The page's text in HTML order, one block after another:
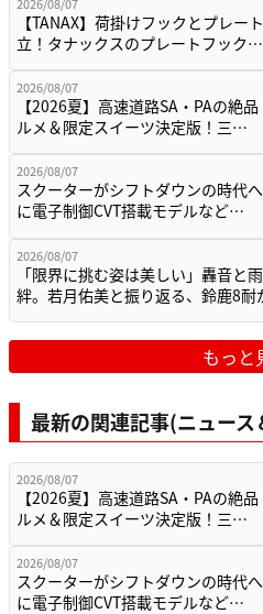
2026/08/07
【TANAX】荷掛けフックとプレー
立！タナックスのプレートフック…
2026/08/07
【2026夏】高速道路SA・PAの絶
ルメ＆限定スイーツ決定版！三…
2026/08/07
スクーターがシフトダウンの時代
に電子制御CVT搭載モデルなど…
2026/08/07
「限界に挑む姿は美しい」轟音と
絆。若月佑美と振り返る、鈴鹿8
もっと
最新の関連記事(ニュース
2026/08/07
【2026夏】高速道路SA・PAの絶
ルメ＆限定スイーツ決定版！三…
2026/08/07
スクーターがシフトダウンの時代
に電子制御CVT搭載モデルなど…